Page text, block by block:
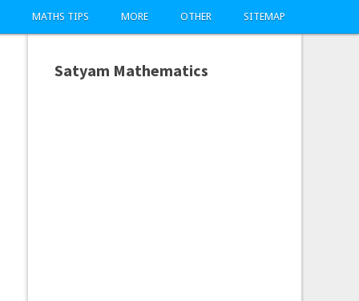
MATHS TIPS MORE OTHER SITEMAP
Satyam Mathematics